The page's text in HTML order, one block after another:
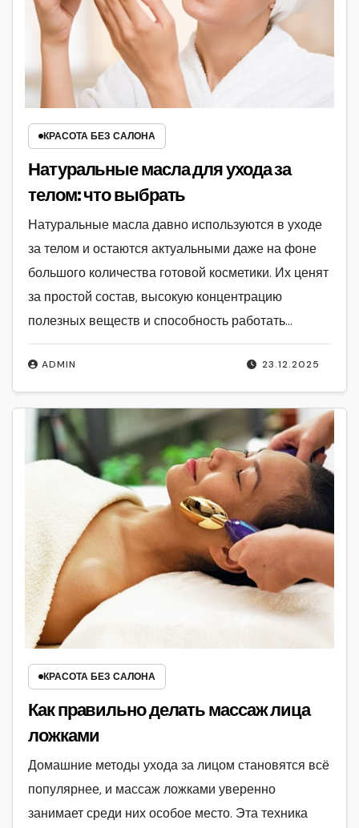
КРАСОТА БЕЗ САЛОНА
Натуральные масла для ухода за
телом: что выбрать
23.12.2025
ADMIN
Натуральные масла давно используются в уходе
за телом и остаются актуальными даже на фоне
большого количества готовой косметики. Их ценят
за простой состав, высокую концентрацию
полезных веществ и способность работать…
КРАСОТА БЕЗ САЛОНА
Как правильно делать массаж лица
ложками
Домашние методы ухода за лицом становятся всё
популярнее, и массаж ложками уверенно
занимает среди них особое место. Эта техника